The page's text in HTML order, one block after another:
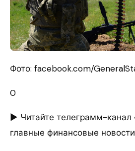
Фото: facebook.com/
0
► Читайте телеграмм-канал
главные финансовые новости